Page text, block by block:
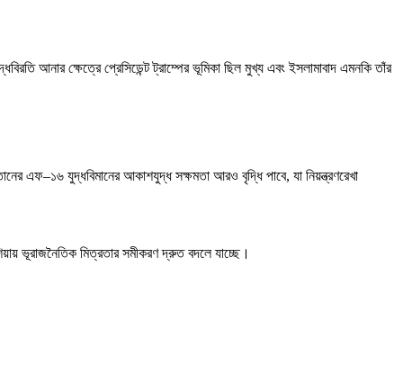
আনার ক্ষেত্রে প্রেসিডেন্ট ট্রাম্পের ভূমিকা ছিল মুখ্য এবং ইসলামাবাদ এমনকি তাঁর
এফ–১৬ যুদ্ধবিমানের আকাশযুদ্ধ সক্ষমতা আরও বৃদ্ধি পাবে, যা নিয়ন্ত্রণরেখা
ভূরাজনৈতিক মিত্রতার সমীকরণ দ্রুত বদলে যাচ্ছে।